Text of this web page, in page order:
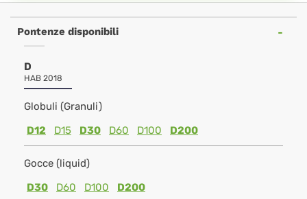
Pontenze disponibili
D
HAB 2018
Globuli (Granuli)
D12
D15 D30 D60 D100 D200
Gocce (liquid)
D30
D60 D100 D200